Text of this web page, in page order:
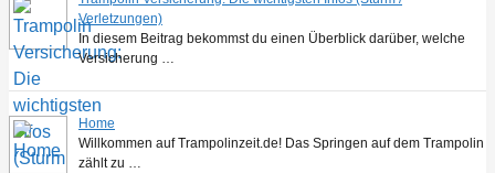
Verletzungen)
In diesem Beitrag bekommst du einen Überblick darüber, welche
Versicherung …
Home
Willkommen auf Trampolinzeit.de! Das Springen auf dem Trampolin
zählt zu …